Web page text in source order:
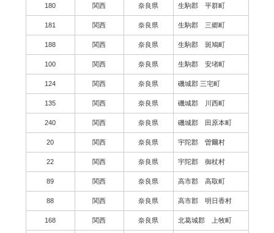
180 関西 奈良県 生駒郡 平群町
181 関西 奈良県 生駒郡 三郷町
188 関西 奈良県 生駒郡 斑鳩町
100 関西 奈良県 生駒郡 安堵町
124 関西 奈良県 磯城郡 三宅町
135 関西 奈良県 磯城郡 川西町
240 関西 奈良県 磯城郡 田原本町
20 関西 奈良県 宇陀郡 曽爾村
22 関西 奈良県 宇陀郡 御杖村
89 関西 奈良県 高市郡 高取町
88 関西 奈良県 高市郡 明日香村
168 関西 奈良県 北葛城郡 上牧町